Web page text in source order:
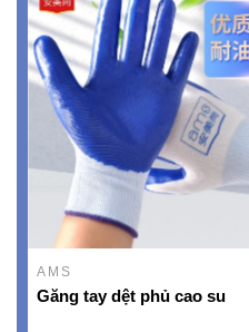
AMS
Găng tay dệt phủ cao su